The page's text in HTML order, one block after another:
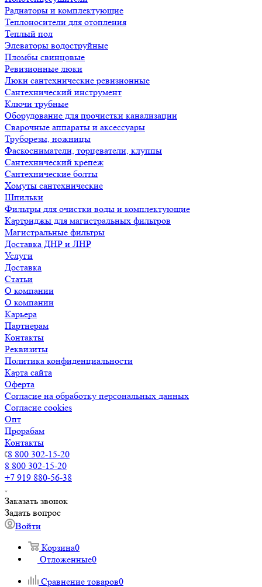
Радиаторы и комплектующие
Теплоносители для отопления
Теплый пол
Элеваторы водоструйные
Пломбы свинцовые
Ревизионные люки
Люки сантехнические ревизионные
Сантехнический инструмент
Ключи трубные
Оборудование для прочистки канализации
Сварочные аппараты и аксессуары
Труборезы, ножницы
Фаскосниматели, торцеватели, клуппы
Сантехнический крепеж
Сантехнические болты
Хомуты сантехнические
Шпильки
Фильтры для очистки воды и комплектующие
Картриджы для магистральных фильтров
Магистральные фильтры
Доставка ДНР и ЛНР
Услуги
Доставка
Статьи
О компании
О компании
Карьера
Партнерам
Контакты
Реквизиты
Политика конфиденциальности
Карта сайта
Оферта
Согласие на обработку персональных данных
Согласие cookies
Опт
Прорабам
Контакты
8 800 302-15-20
8 800 302-15-20
+7 919 880-56-38
Заказать звонок
Задать вопрос
Войти
Корзина0
Отложенные0
Сравнение товаров0